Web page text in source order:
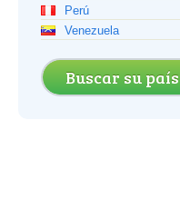
Perú
Venezuela
Buscar su país